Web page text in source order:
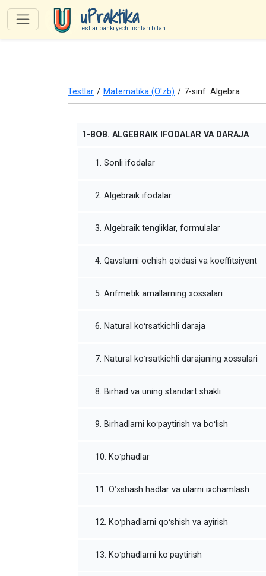
uPraktika
testlar banki yechilishlari bilan
Testlar / Matematika (O'zb) / 7-sinf. Algebra
1-BOB. ALGEBRAIK IFODALAR VA DARAJA
1. Sonli ifodalar
2. Algebraik ifodalar
3. Algebraik tengliklar, formulalar
4. Qavslarni ochish qoidasi va koeffitsiyent
5. Arifmetik amallarning xossalari
6. Natural koʻrsatkichli daraja
7. Natural koʻrsatkichli darajaning xossalari
8. Birhad va uning standart shakli
9. Birhadlarni koʻpaytirish va boʻlish
10. Koʻphadlar
11. Oʻxshash hadlar va ularni ixchamlash
12. Koʻphadlarni qoʻshish va ayirish
13. Koʻphadlarni koʻpaytirish